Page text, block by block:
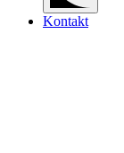
Kontakt